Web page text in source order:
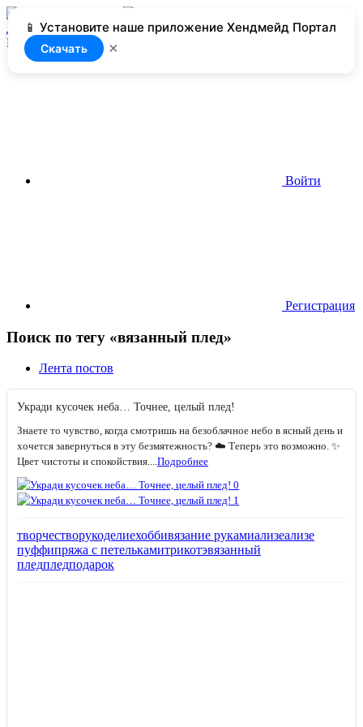
📱 Установите наше приложение Хендмейд Портал
Скачать ×
Добавить
Нет доступа
Войти
Регистрация
Поиск по тегу «вязанный плед»
Лента постов
Укради кусочек неба… Точнее, целый плед!
Знаете то чувство, когда смотришь на безоблачное небо в ясный день и
хочется завернуться в эту безмятежность? ☁️ Теперь это возможно. ✨
Цвет чистоты и спокойствия....Подробнее
творчестворукоделиехоббивязание рукамиализеализе
пуффипряжа с петелькамитрикотэвязанный
пледпледподарок